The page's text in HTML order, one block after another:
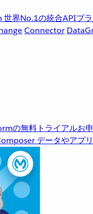
世界No.1の統合APIプ
Connector
の無料トライアルお
データやアプ